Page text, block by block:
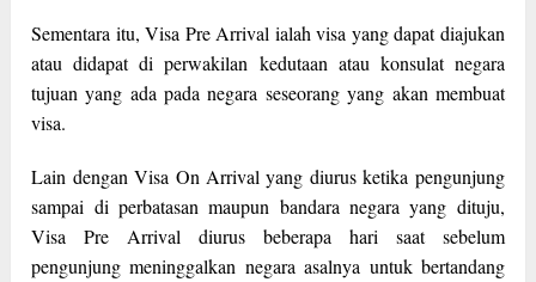
Sementara itu, Visa Pre Arrival ialah visa yang dapat diajukan
atau didapat di perwakilan kedutaan atau konsulat negara
tujuan yang ada pada negara seseorang yang akan membuat
visa.
Lain dengan Visa On Arrival yang diurus ketika pengunjung
sampai di perbatasan maupun bandara negara yang dituju,
Visa Pre Arrival diurus beberapa hari saat sebelum
pengunjung meninggalkan negara asalnya untuk bertandang